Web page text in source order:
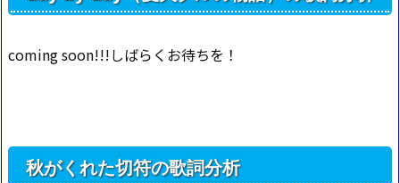
coming soon!!!しばらくお待ちを！
秋がくれた切符の歌詞分析